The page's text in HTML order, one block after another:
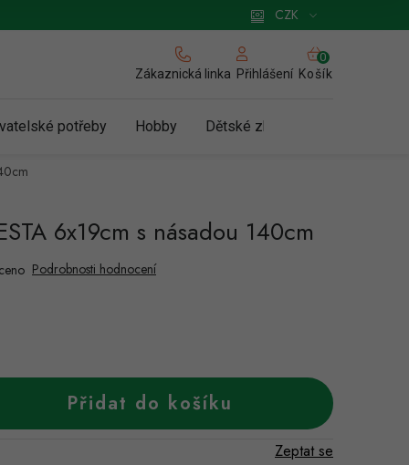
pro podnikatele Zásady používání cookies
CZK
Zákaznická linka Přihlášení
NÁKUPNÍ
KOŠÍK
Košík
potřeby Hobby Dětské zboží a hračky
6x19cm s násadou 140cm
Podrobnosti hodnocení
Přidat do košíku
Zeptat se